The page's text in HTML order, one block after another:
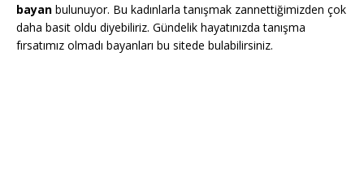
bayan bulunuyor. Bu kadınlarla tanışmak zannettiğimizden çok
daha basit oldu diyebiliriz. Gündelik hayatınızda tanışma
fırsatımız olmadı bayanları bu sitede bulabilirsiniz.